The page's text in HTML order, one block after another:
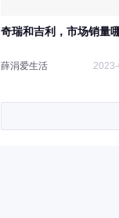
奇瑞和吉利，市场销量
薛涓爱生活